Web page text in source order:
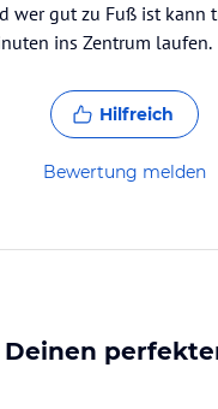
wer gut zu Fuß ist kann
ins Zentrum laufen.
Hilfreich
Bewertung melden
Deinen